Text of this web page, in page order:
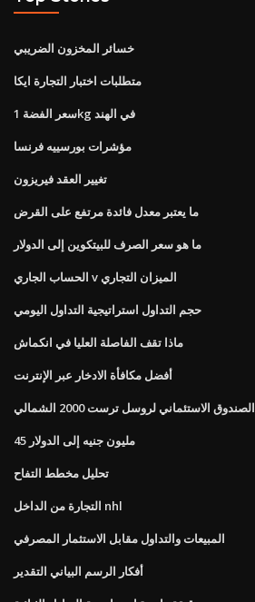
خسائر المخزون الضريبي
متطلبات اختبار التجارة ايكا
سعر الفضة 1kg في الهند
مؤشرات بورسييه فرنسا
تغيير العقد فيريزون
ما يعتبر معدل فائدة مرتفع على القرض
ما هو سعر الصرف للبيتكوين إلى الدولار
الحساب الجاري v الميزان التجاري
حجم التداول استراتيجية التداول اليومي
ماذا تقف الفاصلة العليا في انكماش
أفضل مكافأة الادخار عبر الإنترنت
الصندوق الاستئماني لروسل ترست 2000 الشمالي
45 مليون جنيه إلى الدولار
تحليل مخطط التفاح
التجارة من الداخل nhl
المبيعات والتداول مقابل الاستثمار المصرفي
أفكار الرسم البياني التقدير